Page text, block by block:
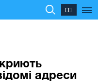
адреси